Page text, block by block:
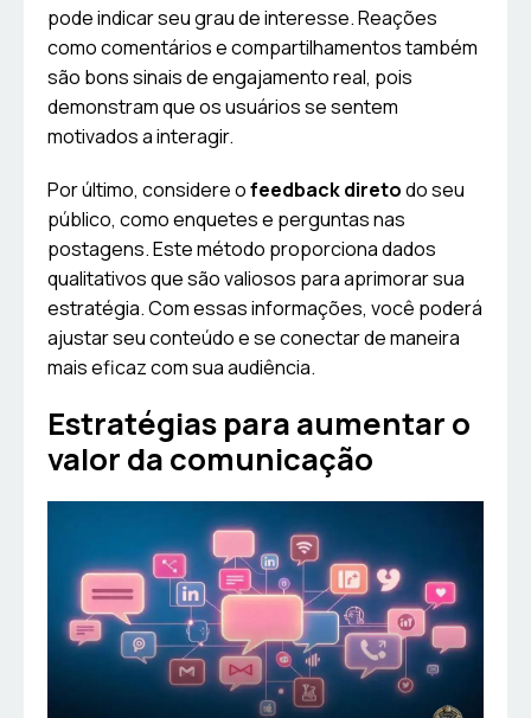
pode indicar seu grau de interesse. Reações
como comentários e compartilhamentos também
são bons sinais de engajamento real, pois
demonstram que os usuários se sentem
motivados a interagir.
Por último, considere ofeedback diretodo seu
público, como enquetes e perguntas nas
postagens. Este método proporciona dados
qualitativos que são valiosos para aprimorar sua
estratégia. Com essas informações, você poderá
ajustar seu conteúdo e se conectar de maneira
mais eficaz com sua audiência.
Estratégias para aumentar o
valor da comunicação